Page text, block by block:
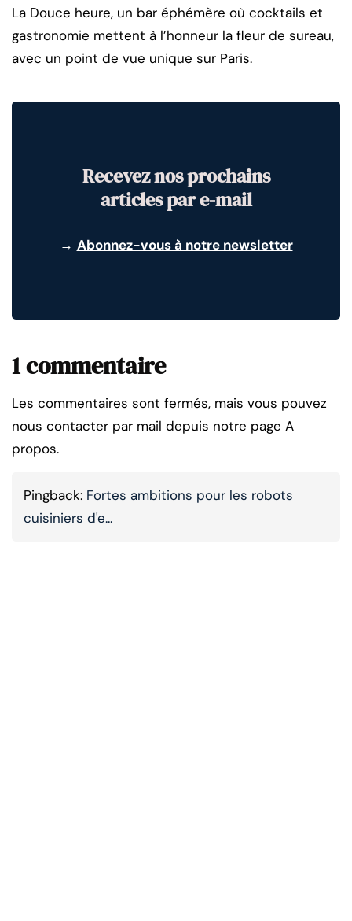
La Douce heure, un bar éphémère où cocktails et
gastronomie mettent à l’honneur la fleur de sureau,
avec un point de vue unique sur Paris.
Recevez nos prochains
articles par e-mail
→ Abonnez-vous à notre newsletter
1 commentaire
Les commentaires sont fermés, mais vous pouvez
nous contacter par mail depuis notre page A
propos.
Pingback: Fortes ambitions pour les robots
cuisiniers d'e...